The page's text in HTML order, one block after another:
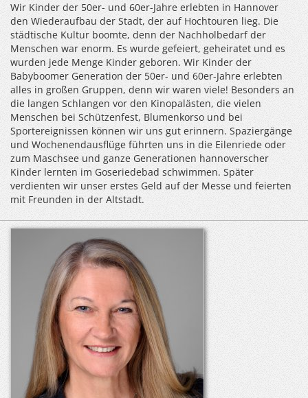
Wir Kinder der 50er- und 60er-Jahre erlebten in Hannover
den Wiederaufbau der Stadt, der auf Hochtouren lieg. Die
städtische Kultur boomte, denn der Nachholbedarf der
Menschen war enorm. Es wurde gefeiert, geheiratet und es
wurden jede Menge Kinder geboren. Wir Kinder der
Babyboomer Generation der 50er- und 60er-Jahre erlebten
alles in großen Gruppen, denn wir waren viele! Besonders an
die langen Schlangen vor den Kinopalästen, die vielen
Menschen bei Schützenfest, Blumenkorso und bei
Sportereignissen können wir uns gut erinnern. Spaziergänge
und Wochenendausflüge führten uns in die Eilenriede oder
zum Maschsee und ganze Generationen hannoverscher
Kinder lernten im Goseriedebad schwimmen. Später
verdienten wir unser erstes Geld auf der Messe und feierten
mit Freunden in der Altstadt.